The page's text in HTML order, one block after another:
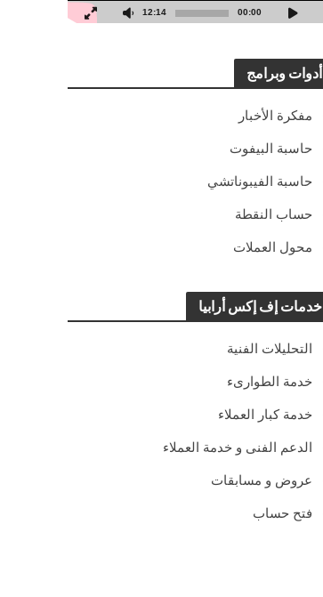
00:00
12:14
أدوات وبرامج
مفكرة الأخبار
حاسبة البيفوت
حاسبة الفيبوناتشي
حساب النقطة
محول العملات
خدمات إف إكس أرابيا
التحليلات الفنية
خدمة الطوارىء
خدمة كبار العملاء
الدعم الفنى و خدمة العملاء
عروض و مسابقات
فتح حساب